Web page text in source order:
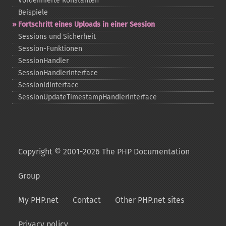
Beispiele
Fortschritt eines Uploads in einer Session
Sessions und Sicherheit
Session-​Funktionen
SessionHandler
SessionHandlerInterface
SessionIdInterface
SessionUpdateTimestampHandlerInterface
Copyright © 2001-2026 The PHP Documentation
Group
My PHP.net Contact Other PHP.net sites